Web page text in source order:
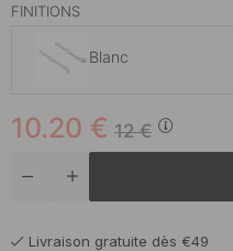
FINITIONS
Blanc
Gris foncé
12€
10.20 €
Livraison gratuite dès €49